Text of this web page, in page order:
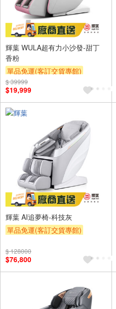
輝葉 WULA超有力小沙發-甜丁
香粉
單品免運(客訂交貨專館)
$ 39999
$19,999
輝葉 AI追夢椅-科技灰
單品免運(客訂交貨專館)
$ 128000
$76,800